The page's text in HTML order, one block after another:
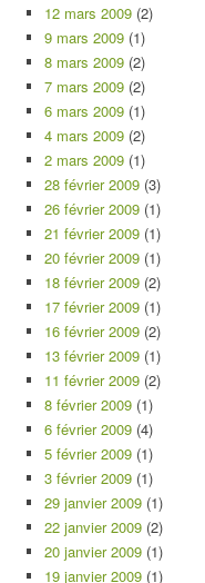
12 mars 2009 (2)
9 mars 2009 (1)
8 mars 2009 (2)
7 mars 2009 (2)
6 mars 2009 (1)
4 mars 2009 (2)
2 mars 2009 (1)
28 février 2009 (3)
26 février 2009 (1)
21 février 2009 (1)
20 février 2009 (1)
18 février 2009 (2)
17 février 2009 (1)
16 février 2009 (2)
13 février 2009 (1)
11 février 2009 (2)
8 février 2009 (1)
6 février 2009 (4)
5 février 2009 (1)
3 février 2009 (1)
29 janvier 2009 (1)
22 janvier 2009 (2)
20 janvier 2009 (1)
19 janvier 2009 (1)